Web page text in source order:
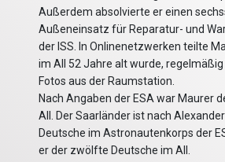
Außerdem absolvierte er einen
Außeneinsatz für Reparatur- und
der ISS. In Onlinenetzwerken teilte
im All 52 Jahre alt wurde,
Fotos aus der Raumstation.
Nach Angaben der ESA war Maurer
All. Der Saarländer ist nach
Deutsche im Astronautenkorps der
er der zwölfte Deutsche im All.